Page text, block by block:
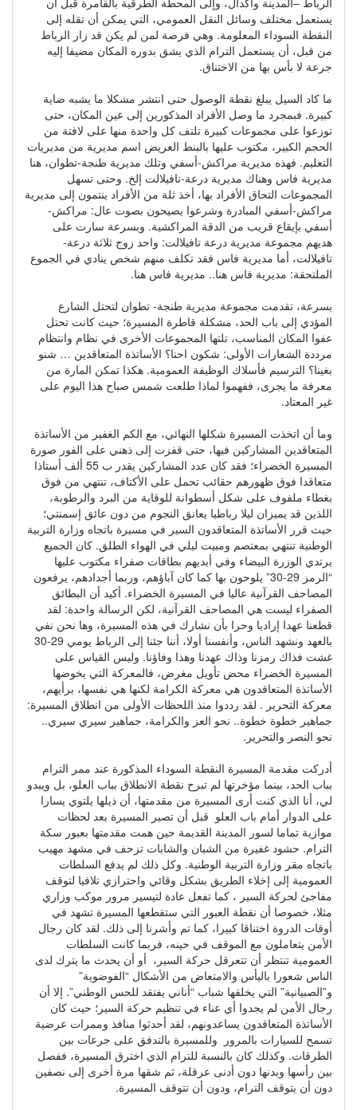
يستعمل مختلف وسائل النقل العمومي، التي يمكن أن تقله إلى
النقطة السوداء المعلومة. وهي فرصة لمن لم يكن قد زار الرباط
من قبل، أن يستعمل الترام الذي يشق بدوره المكان مضيفا إليه
جرعة لا بأس بها من الاختناق.
ما كاد السيل يبلغ نقطة الوصول حتى انتشر مشكلا ما يشبه ضاية
كبيرة. فبمجرد ما وصل الأفراد المذكورين إلى عين المكان، حتى
توزعوا على مجموعات كبيرة تلتف كل واحدة منها على لافتة من
الحجم الكبير، مكتوب عليها بالبنط العريض اسم مديرية من مديريات
التعليم. فهذه مديرية مراكش-أسفي وتلك مديرية طنجة-تطوان، هنا
مديرية فاس وهناك مديرية درعة-تافيلالت إلخ. وحتى تسهل
المجموعات التحاق الأفراد بها، أخذ ثلة من الأفراد ينتمون إلى مديرية
مراكش-أسفي المبادرة وشرعوا يصيحون بصوت عال: مراكش-
أسفي بإيقاع قريب من الدقة المراكشية. وبسرعة سارت على
هديهم مجموعة مديرية درعة تافيلالت: واحد زوج ثلاثة درعة-
تافيلالت، أما مديرية فاس فقد تكلف منهم شخص ينادي في الجموع
الملتحقة: مديرية فاس هنا.. مديرية فاس هنا.
بسرعة، تقدمت مجموعة مديرية طنجة- تطوان لتحتل الشارع
المؤدي إلى باب الحد، مشكلة قاطرة المسيرة؛ حيث كانت تحتل
عفوا المكان المناسب، تلتها المجموعات الأخرى في نظام وانتظام
مرددة الشعارات الأولى: شكون احنا؟ الأساتذة المتعاقدين … شنو
بغينا؟ الترسيم فأسلاك الوظيفة العمومية. هكذا تمكن المارة من
معرفة ما يجرى، ففهموا لماذا طلعت شمس صباح هذا اليوم على
غير المعتاد.
وما أن اتخذت المسيرة شكلها النهائي، مع الكم الغفير من الأساتذة
المتعاقدين المشاركين فيها، حتى قفزت إلى ذهني على الفور صورة
المسيرة الخضراء؛ فقد كان عدد المشاركين يقدر ب 55 ألف أستاذا
متعاقدا فوق ظهورهم حقائب تحمل على الأكتاف، تنتهي من فوق
بغطاء ملفوف على شكل أسطوانة للوقاية من البرد والرطوبة،
اللذين قد يميزان ليلا رباطيا يعانق النجوم من دون عائق إسمنتي؛
حيث قرر الأساتذة المتعاقدون السير في مسيرة باتجاه وزارة التربية
الوطنية تنتهي بمعتصم ومبيت ليلي في الهواء الطلق. كان الجميع
يرتدي الوزرة البيضاء وفي أيديهم بطاقات صفراء مكتوب عليها
“الرمز 29-30” يلوحون بها كما كان آباؤهم، وربما أجدادهم، يرفعون
المصاحف القرآنية عاليا في المسيرة الخضراء. أكيد أن البطائق
الصفراء ليست هي المصاحف القرآنية، لكن الرسالة واحدة: لقد
قطعنا عهدا إراديا وحرا بأن نشارك في هذه المسيرة، وها نحن نفي
بالعهد ونشهد الناس، وأنفسنا أولا، أننا جئنا إلى الرباط يومي 29-30
غشت فذاك رمزنا وذاك عهدنا وهذا وفاؤنا. وليس القياس على
المسيرة الخضراء محض تأويل مغرض، فالمعركة التي يخوضها
الأساتذة المتعاقدون هي معركة الكرامة لكنها هي نفسها، برأيهم،
معركة التحرير . لقد رددوا منذ اللحظات الأولى من انطلاق المسيرة:
جماهير خطوة خطوة.. نحو العز والكرامة، جماهير سيري سيري..
نحو النصر والتحرير.
أدركت مقدمة المسيرة النقطة السوداء المذكورة عند ممر الترام
بباب الحد، بينما مؤخرتها لم تبرح نقطة الانطلاق بباب العلو، بل ويبدو
لي، أنا الذي كنت أرى المسيرة من مقدمتها، أن ذيلها يلتوي يسارا
على الدوار أمام باب العلو قبل أن تصير المسيرة بعد لحظات
موازية تماما لسور المدينة القديمة حين همت مقدمتها بعبور سكة
الترام. حشود غفيرة من الشبان والشابات تزحف في مشهد مهيب
باتجاه مقر وزارة التربية الوطنية. وكل ذلك لم يدفع السلطات
العمومية إلى إخلاء الطريق بشكل وقائي واحترازي تلافيا لتوقف
مفاجئ لحركة السير ، كما تفعل عادة لتيسير مرور موكب وزاري
مثلا، خصوصا أن نقطة العبور التي ستقطعها المسيرة تشهد في
أوقات الدروة اختناقا كبيرا، كما تم وأشرنا إلى ذلك. لقد كان رجال
الأمن يتعاملون مع الموقف في حينه، فربما كانت السلطات
العمومية تنتظر أن تتعرقل حركة السير، أو أن يحدث ما يترك لدى
الناس شعورا باليأس والامتعاض من الأشكال “الفوضوية”
و”الصبيانية” التي يخلقها شباب “أناني يفتقد للحس الوطني”. إلا أن
رجال الأمن لم يجدوا أي عناء في تنظيم حركة السير؛ حيث كان
الأساتذة المتعاقدون يساعدونهم، لقد أحدثوا منافذ وممرات عرضية
تسمح للسيارات بالمرور وللمسيرة بالتدفق على جرعات بين
الطرقات. وكذلك كان بالنسبة للترام الذي اخترق المسيرة، ففصل
بين رأسها وبدنها دون أدنى عرقلة، ثم شقها مرة أخرى إلى نصفين
دون أن يتوقف الترام، ودون أن تتوقف المسيرة.